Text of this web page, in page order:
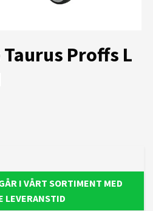
Proffs L
I VÅRT SORTIMENT MED
LEVERANSTID